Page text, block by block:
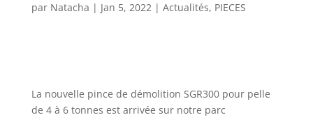
par Natacha | Jan 5, 2022| Actualités, PIECES
La nouvelle pince de démolition SGR300 pour pelle
de 4 à 6 tonnes est arrivée sur notre parc